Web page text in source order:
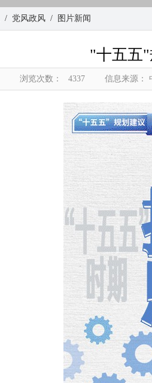
/ 党风政风 / 图片新闻
"十五五
浏览次数： 4337 信息来源：